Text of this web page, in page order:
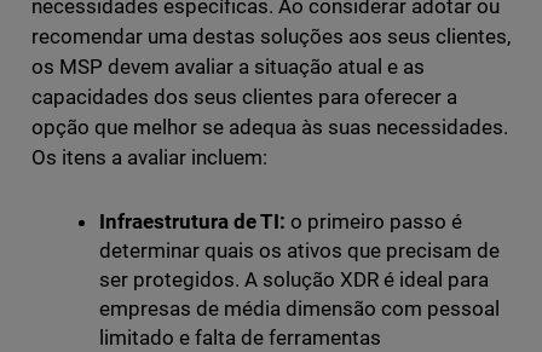
necessidades específicas. Ao considerar adotar ou
recomendar uma destas soluções aos seus clientes,
os MSP devem avaliar a situação atual e as
capacidades dos seus clientes para oferecer a
opção que melhor se adequa às suas necessidades.
Os itens a avaliar incluem:
Infraestrutura de TI: o primeiro passo é
determinar quais os ativos que precisam de
ser protegidos. A solução XDR é ideal para
empresas de média dimensão com pessoal
limitado e falta de ferramentas